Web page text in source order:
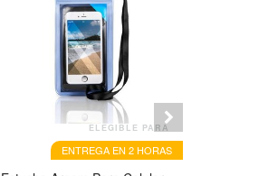
ELEGIBLE PARA
ENTREGA EN 2 HORAS